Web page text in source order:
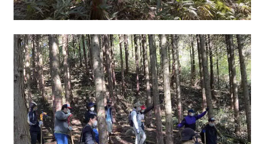
お問合せ